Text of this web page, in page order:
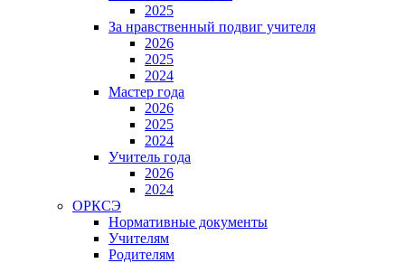
2025
За нравственный подвиг учителя
2026
2025
2024
Мастер года
2026
2025
2024
Учитель года
2026
2024
ОРКСЭ
Нормативные документы
Учителям
Родителям